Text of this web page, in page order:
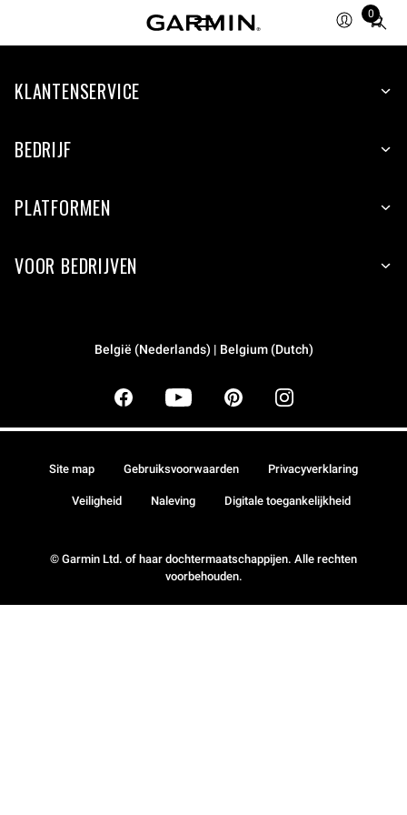
0
Total
items
cart:
KLANTENSERVICE
BEDRIJF
PLATFORMEN
VOOR BEDRIJVEN
België (Nederlands) | Belgium (Dutch)
© Garmin Ltd. of haar dochtermaatschappijen. Alle rechten
voorbehouden.
Site map Gebruiksvoorwaarden Privacyverklaring
Veiligheid Naleving Digitale toegankelijkheid